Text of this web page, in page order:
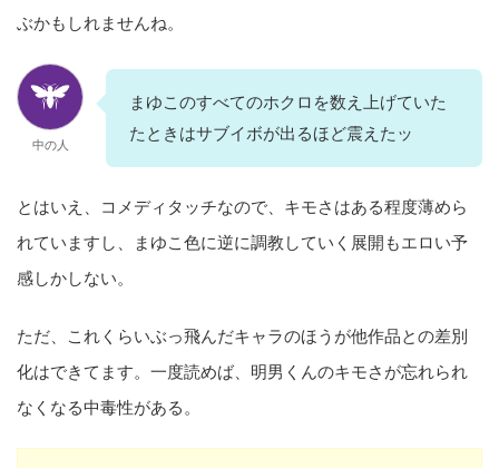
ぶかもしれませんね。
中の人
まゆこのすべてのホクロを数え上げていた
たときはサブイボが出るほど震えたッ
とはいえ、コメディタッチなので、キモさはある程度薄めら
れていますし、まゆこ色に逆に調教していく展開もエロい予
感しかしない。
ただ、これくらいぶっ飛んだキャラのほうが他作品との差別
化はできてます。一度読めば、明男くんのキモさが忘れられ
なくなる中毒性がある。